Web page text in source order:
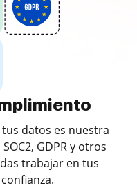
datos es nuestra
GDPR y otros
trabajar en tus